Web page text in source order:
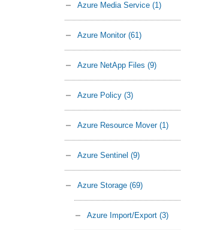
Azure Media Service (1)
Azure Monitor (61)
Azure NetApp Files (9)
Azure Policy (3)
Azure Resource Mover (1)
Azure Sentinel (9)
Azure Storage (69)
Azure Import/Export (3)